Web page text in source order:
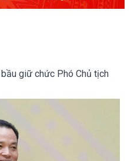
giữ chức Phó Chủ tịch